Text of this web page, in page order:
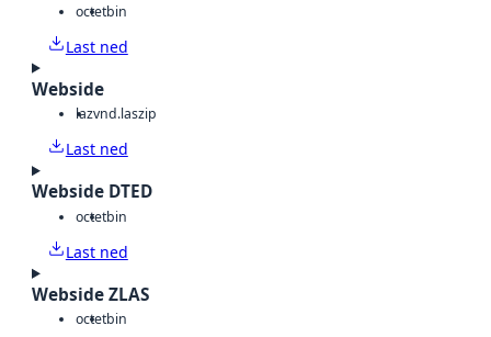
octetbin
Last ned
Webside
lazvnd.laszip
Last ned
Webside DTED
octetbin
Last ned
Webside ZLAS
octetbin